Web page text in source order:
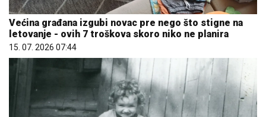
Većina građana izgubi novac pre nego što stigne na
letovanje - ovih 7 troškova skoro niko ne planira
15. 07. 2026 07:44